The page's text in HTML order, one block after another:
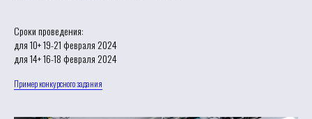
Сроки проведения:
для 10+ 19-21 февраля 2024
для 14+ 16-18 февраля 2024
Пример конкурсного задания